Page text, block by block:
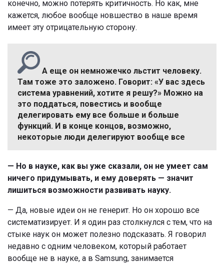
конечно, можно потерять критичность. Но как, мне
кажется, любое вообще новшество в наше время
имеет эту отрицательную сторону.
А еще он немножечко льстит человеку.
Там тоже это заложено. Говорит: «У вас здесь
система уравнений, хотите я решу?» Можно на
это поддаться, повестись и вообще
делегировать ему все больше и больше
функций. И в конце концов, возможно,
некоторые люди делегируют вообще все
— Но в науке, как вы уже сказали, он не умеет сам
ничего придумывать, и ему доверять — значит
лишиться возможности развивать науку.
— Да, новые идеи он не генерит. Но он хорошо все
систематизирует. И я один раз столкнулся с тем, что на
стыке наук он может полезно подсказать. Я говорил
недавно с одним человеком, который работает
вообще не в науке, а в Samsung, занимается